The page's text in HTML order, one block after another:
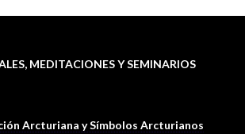
MEDITACIONES Y SEMINARIOS
Arcturiana y Símbolos Arcturianos